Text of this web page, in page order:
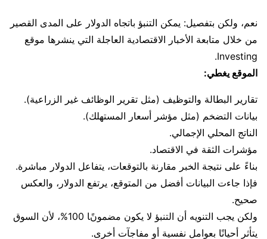
نعم، ولكن بتفصيل: يمكن التنبؤ باتجاه الدولار على المدى القصير
من خلال متابعة الأخبار الاقتصادية العاجلة التي ينشرها موقع
Investing.
الموقع يغطي:
تقارير البطالة والتوظيف (مثل تقرير الوظائف غير الزراعية).
بيانات التضخم (مثل مؤشر أسعار المستهلك).
الناتج المحلي الإجمالي.
مؤشرات الثقة في الاقتصاد.
بناءً على نتيجة الخبر مقارنة بالتوقعات، يتفاعل الدولار مباشرة.
فإذا جاءت البيانات أفضل من المتوقع، يرتفع الدولار، والعكس
صحيح.
ولكن يجب التنويه أن التنبؤ لا يكون مضمونًا 100%، لأن السوق
يتأثر أحيانًا بعوامل نفسية أو مفاجآت أخرى.